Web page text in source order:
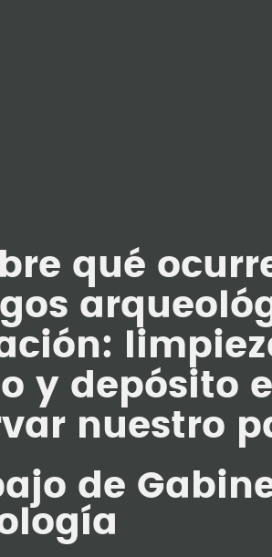
qué
y depósito
nuestro
de